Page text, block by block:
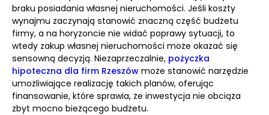
braku posiadania własnej nieruchomości. Jeśli koszty
wynajmu zaczynają stanowić znaczną część budżetu
firmy, a na horyzoncie nie widać poprawy sytuacji, to
wtedy zakup własnej nieruchomości może okazać się
sensowną decyzją. Niezaprzeczalnie, pożyczka
hipoteczna dla firm Rzeszów może stanowić narzędzie
umożliwiające realizację takich planów, oferując
finansowanie, które sprawia, że inwestycja nie obciąża
zbyt mocno bieżącego budżetu.